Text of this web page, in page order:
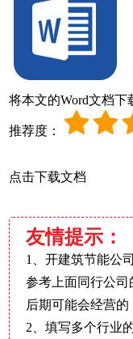
将本文的Word文档
推荐度：
点击下载文档
友情提示：
1、开建筑节能公
参考上面同行公
后期可能会经营的
2、填写多个行业